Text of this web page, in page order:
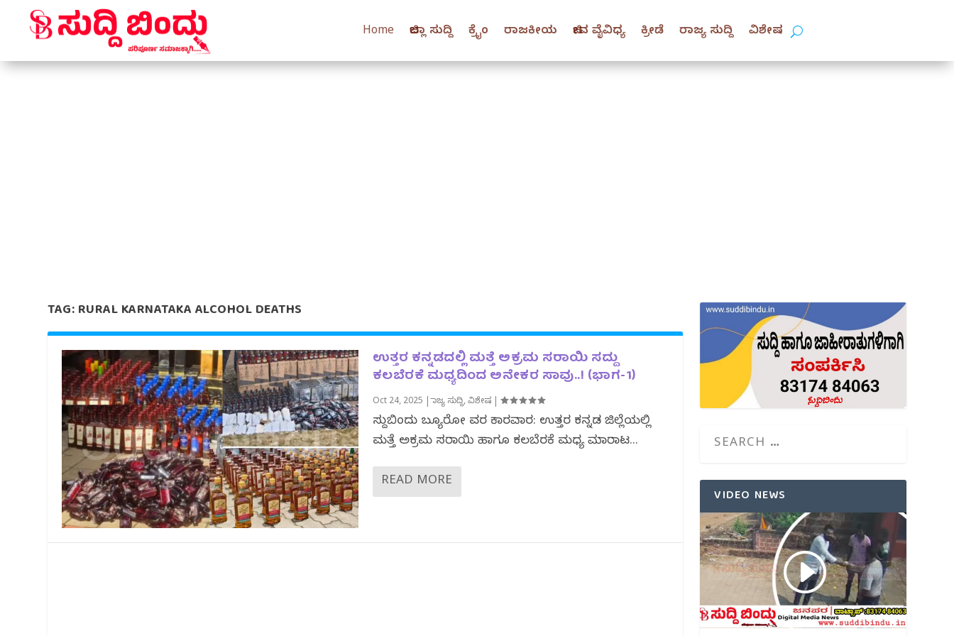
Home ಜಿಲ್ಲಾ ಸುದ್ದಿ ಕ್ರೈಂ ರಾಜಕೀಯ ಜೀವ ವೈವಿಧ್ಯ ಕ್ರೀಡೆ ರಾಜ್ಯ ಸುದ್ದಿ ವಿಶೇಷ
TAG:RURAL KARNATAKA ALCOHOL DEATHS
ಉತ್ತರ ಕನ್ನಡದಲ್ಲಿ ಮತ್ತೆ ಅಕ್ರಮ ಸರಾಯಿ ಸದ್ದು
ಕಲಬೆರಕೆ ಮಧ್ಯದಿಂದ ಅನೇಕರ ಸಾವು..! (ಭಾಗ-1)
Oct 24, 2025 |ರಾಜ್ಯ ಸುದ್ದಿ,ವಿಶೇಷ|
ಸುದ್ದಿಬಿಂದು ಬ್ಯೂರೋ ವರದಿ ಕಾರವಾರ: ಉತ್ತರ ಕನ್ನಡ ಜಿಲ್ಲೆಯಲ್ಲಿ
ಮತ್ತೆ ಅಕ್ರಮ ಸರಾಯಿ ಹಾಗೂ ಕಲಬೆರಕೆ ಮಧ್ಯ ಮಾರಾಟ...
READ MORE
VIDEO NEWS